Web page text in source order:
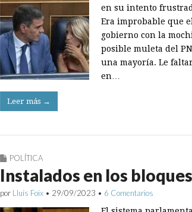
en su intento
Era improbable que
gobierno con la
posible muleta del
una mayoría. Le
en…
Leer más →
POLÍTICA
Instalados en los bloques
por Lluís Foix • 29/09/2023 • 6 Comentarios